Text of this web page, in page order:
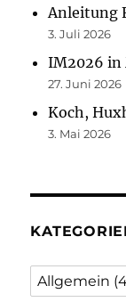
Anleitung
3. Juli 2026
IM2026 in
27. Juni 2026
Koch,
3. Mai 2026
Allgemein